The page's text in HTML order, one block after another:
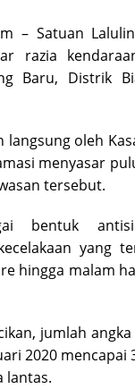
– Satuan
razia
Baru, Distrik
langsung oleh
menyasar
tersebut.
bentuk
yang
hingga malam
jumlah
2020 mencapai
lantas.